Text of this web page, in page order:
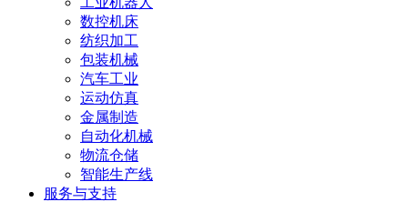
数控机床
纺织加工
包装机械
汽车工业
运动仿真
金属制造
自动化机械
物流仓储
智能生产线
服务与支持